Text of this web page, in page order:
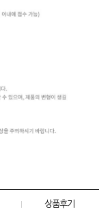
상품후기